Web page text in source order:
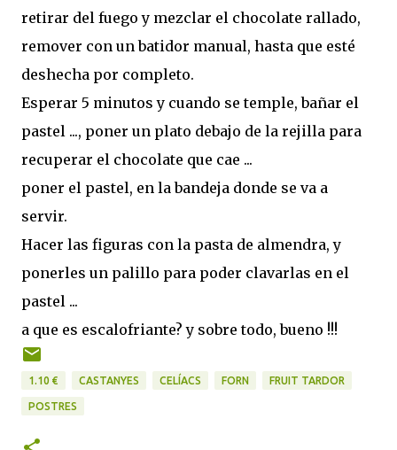
retirar del fuego y mezclar el chocolate rallado,
remover con un batidor manual, hasta que esté
deshecha por completo.
Esperar 5 minutos y cuando se temple, bañar el
pastel ..., poner un plato debajo de la rejilla para
recuperar el chocolate que cae ...
poner el pastel, en la bandeja donde se va a
servir.
Hacer las figuras con la pasta de almendra, y
ponerles un palillo para poder clavarlas en el
pastel ...
a que es escalofriante? y sobre todo, bueno !!!
1.10 € CASTANYES CELÍACS FORN FRUIT TARDOR
POSTRES